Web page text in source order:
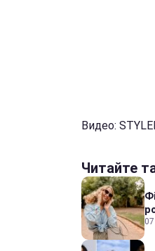
Видео:
Читайте